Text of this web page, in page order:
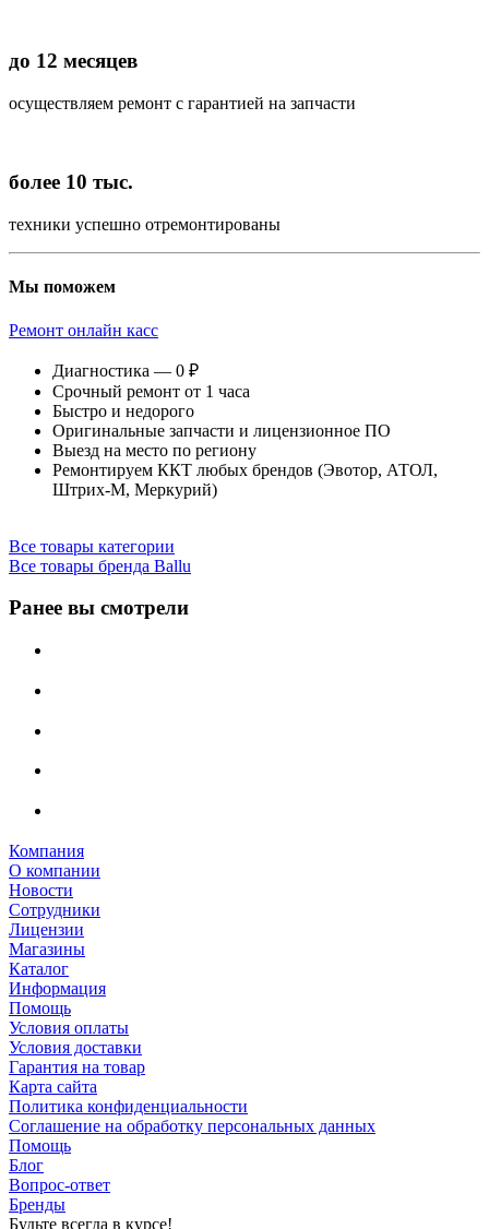
до 12 месяцев
осуществляем ремонт с гарантией на запчасти
более 10 тыс.
техники успешно отремонтированы
Мы поможем
Ремонт онлайн касс
Диагностика — 0 ₽
Срочный ремонт от 1 часа
Быстро и недорого
Оригинальные запчасти и лицензионное ПО
Выезд на место по региону
Ремонтируем ККТ любых брендов (Эвотор, АТОЛ,
Штрих-М, Меркурий)
Все товары категории
Все товары бренда Ballu
Ранее вы смотрели
Компания
О компании
Новости
Сотрудники
Лицензии
Магазины
Каталог
Информация
Помощь
Условия оплаты
Условия доставки
Гарантия на товар
Карта сайта
Политика конфиденциальности
Соглашение на обработку персональных данных
Помощь
Блог
Вопрос-ответ
Бренды
Будьте всегда в курсе!